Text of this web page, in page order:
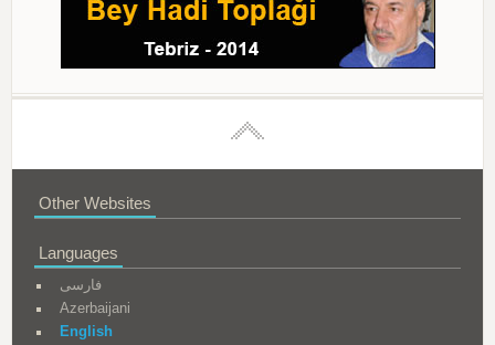
Other Websites
Languages
فارسی
Azerbaijani
English